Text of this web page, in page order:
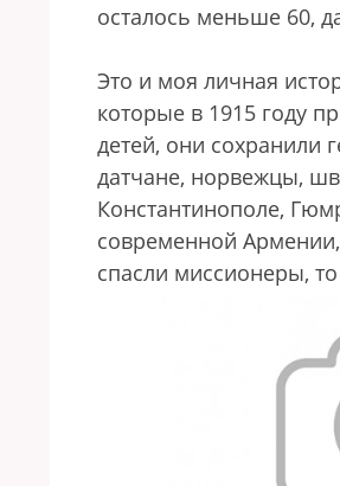
осталось меньше 60,
Это и моя личная
которые в 1915 году
детей, они сохранили
датчане, норвежцы,
Константинополе,
современной
спасли миссионеры,